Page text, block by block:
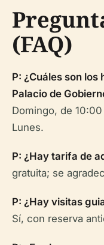
(FAQ)
P: ¿Cuáles son
Palacio de
Domingo, de
Lunes.
P: ¿Hay tarifa de
gratuita; se
P: ¿Hay visitas
Sí, con reserva